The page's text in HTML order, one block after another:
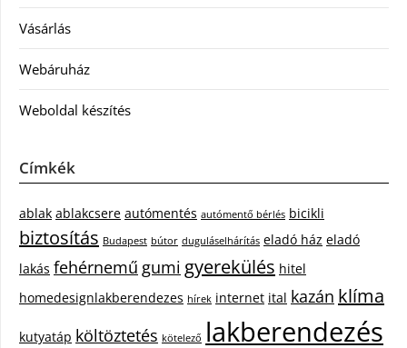
Vásárlás
Webáruház
Weboldal készítés
Címkék
ablak ablakcsere autómentés autómentő bérlés bicikli
biztosítás Budapest bútor duguláselhárítás eladó ház eladó
lakás fehérnemű gumi gyerekülés hitel
homedesignlakberendezes hírek internet ital kazán klíma
kutyatáp költöztetés kötelező lakberendezés